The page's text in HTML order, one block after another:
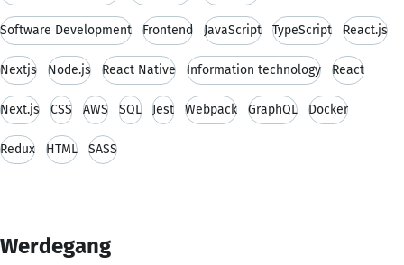
Software Development Frontend JavaScript TypeScript React.js
Nextjs Node.js React Native Information technology React
Next.js CSS AWS SQL Jest Webpack GraphQL Docker
Redux HTML SASS
Werdegang